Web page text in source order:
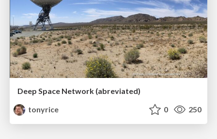
Deep Space Network (abreviated)
tonyrice
0 250